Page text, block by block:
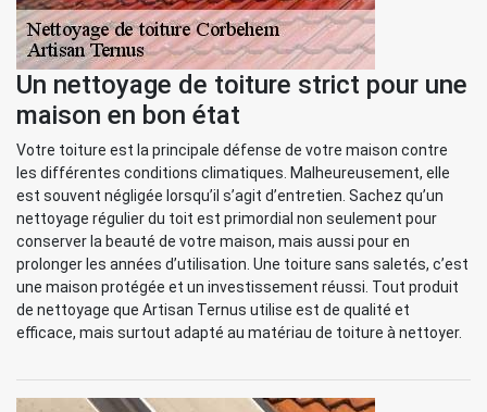
Un nettoyage de toiture strict pour une
maison en bon état
Votre toiture est la principale défense de votre maison contre
les différentes conditions climatiques. Malheureusement, elle
est souvent négligée lorsqu’il s’agit d’entretien. Sachez qu’un
nettoyage régulier du toit est primordial non seulement pour
conserver la beauté de votre maison, mais aussi pour en
prolonger les années d’utilisation. Une toiture sans saletés, c’est
une maison protégée et un investissement réussi. Tout produit
de nettoyage que Artisan Ternus utilise est de qualité et
efficace, mais surtout adapté au matériau de toiture à nettoyer.